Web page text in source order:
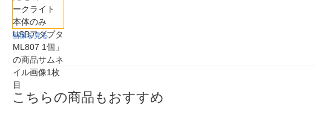
画像を見る
こちらの商品もおすすめ